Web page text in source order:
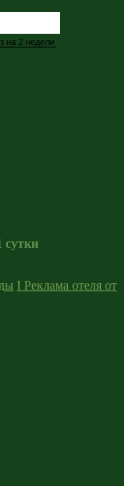
сутки
I Реклама отеля от